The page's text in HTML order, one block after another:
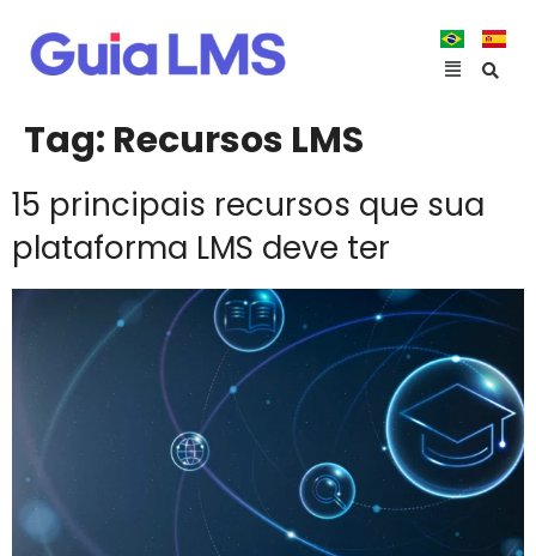
Tag: Recursos LMS
15 principais recursos que sua
plataforma LMS deve ter